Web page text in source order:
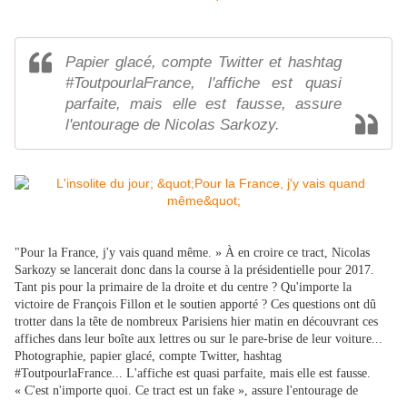
Papier glacé, compte Twitter et hashtag
#ToutpourlaFrance, l'affiche est quasi
parfaite, mais elle est fausse, assure
l'entourage de Nicolas Sarkozy.
"Pour la France, j'y vais quand même. » À en croire ce tract, Nicolas
Sarkozy se lancerait donc dans la course à la présidentielle pour 2017.
Tant pis pour la primaire de la droite et du centre ? Qu'importe la
victoire de François Fillon et le soutien apporté ? Ces questions ont dû
trotter dans la tête de nombreux Parisiens hier matin en découvrant ces
affiches dans leur boîte aux lettres ou sur le pare-brise de leur voiture...
Photographie, papier glacé, compte Twitter, hashtag
#ToutpourlaFrance... L'affiche est quasi parfaite, mais elle est fausse.
« C'est n'importe quoi. Ce tract est un fake », assure l'entourage de